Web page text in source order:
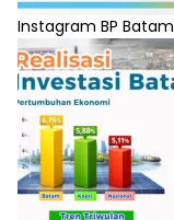
Instagram BP Batam